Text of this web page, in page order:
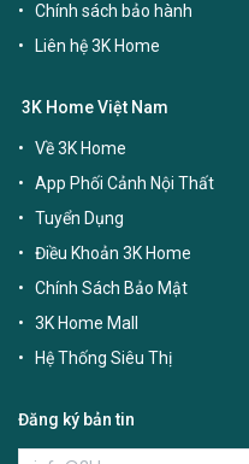
Chính sách bảo hành
Liên hệ 3K Home
3K Home Việt Nam
Về 3K Home
App Phối Cảnh Nội Thất
Tuyển Dụng
Điều Khoản 3K Home
Chính Sách Bảo Mật
3K Home Mall
Hệ Thống Siêu Thị
Đăng ký bản tin